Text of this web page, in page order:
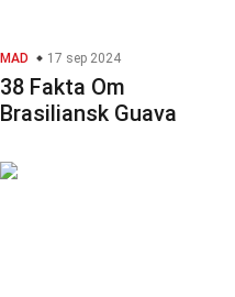
MAD 17 sep 2024
38 Fakta Om
Brasiliansk Guava